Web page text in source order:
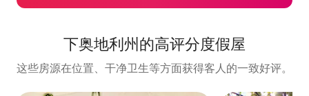
下奥地利州的高评分度假屋
这些房源在位置、干净卫生等方面获得客人的一致好评。